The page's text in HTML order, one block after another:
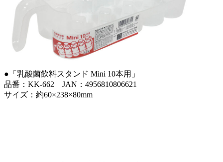
●「乳酸菌飲料スタンド Mini 10本用」
品番：KK-662 JAN：4956810806621
サイズ：約60×238×80mm